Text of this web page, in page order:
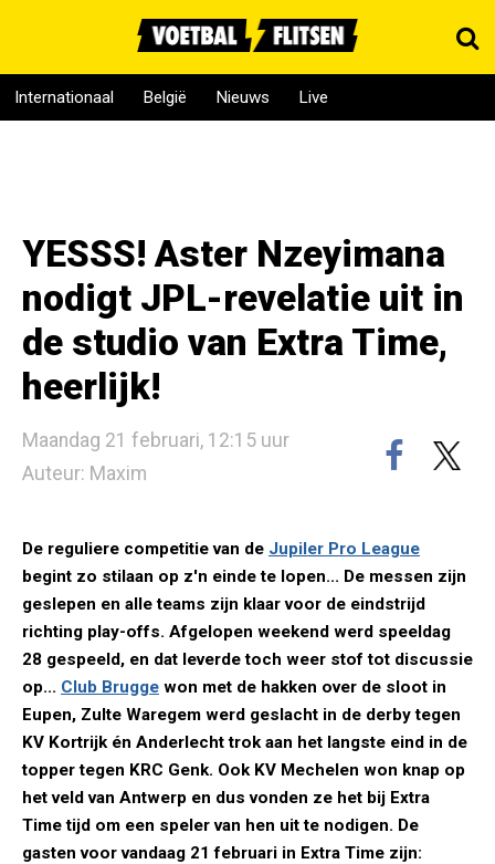
Internationaal België Nieuws Live
YESSS! Aster Nzeyimana
nodigt JPL-revelatie uit in
de studio van Extra Time,
heerlijk!
Maandag 21 februari, 12:15 uur
Auteur: Maxim
De reguliere competitie van de Jupiler Pro League
begint zo stilaan op z'n einde te lopen... De messen zijn
geslepen en alle teams zijn klaar voor de eindstrijd
richting play-offs. Afgelopen weekend werd speeldag
28 gespeeld, en dat leverde toch weer stof tot discussie
op... Club Brugge won met de hakken over de sloot in
Eupen, Zulte Waregem werd geslacht in de derby tegen
KV Kortrijk én Anderlecht trok aan het langste eind in de
topper tegen KRC Genk. Ook KV Mechelen won knap op
het veld van Antwerp en dus vonden ze het bij Extra
Time tijd om een speler van hen uit te nodigen. De
gasten voor vandaag 21 februari in Extra Time zijn: